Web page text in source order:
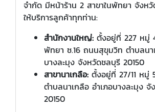
จำกัด มีหน้าร้าน 2 สาขาในพัทยา จังห
ให้บริการลูกค้าทุกท่าน:
สำนักงานใหญ่: ตั้งอยู่ที่ 227 หมู่
พัทยา ซ.16 ถนนสุขุมวิท ตำบลนา
บางละมุง จังหวัดชลบุรี 20150
สาขานาเกลือ: ตั้งอยู่ที่ 27/11 หมู่
ตำบลนาเกลือ อำเภอบางละมุง
20150